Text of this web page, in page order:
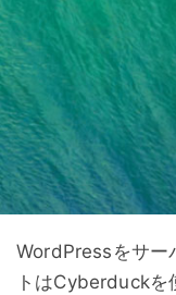
WordPressをサー
トはCyberduckを